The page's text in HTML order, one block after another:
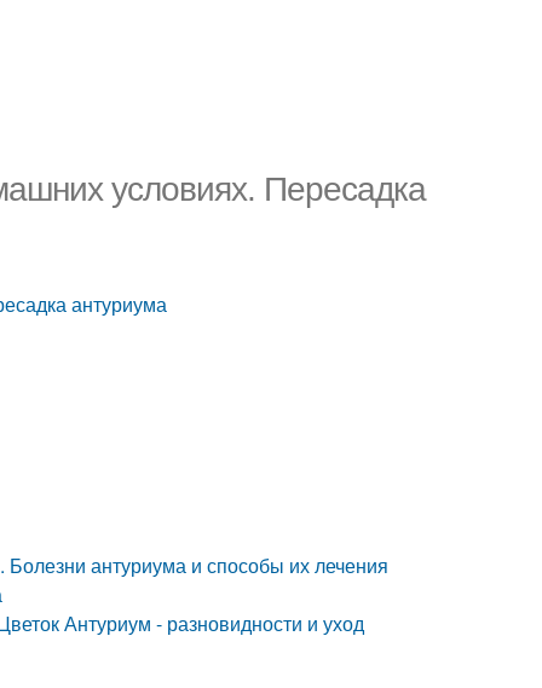
условиях. Пересадка
антуриума
антуриума и способы их лечения
Антуриум - разновидности и уход